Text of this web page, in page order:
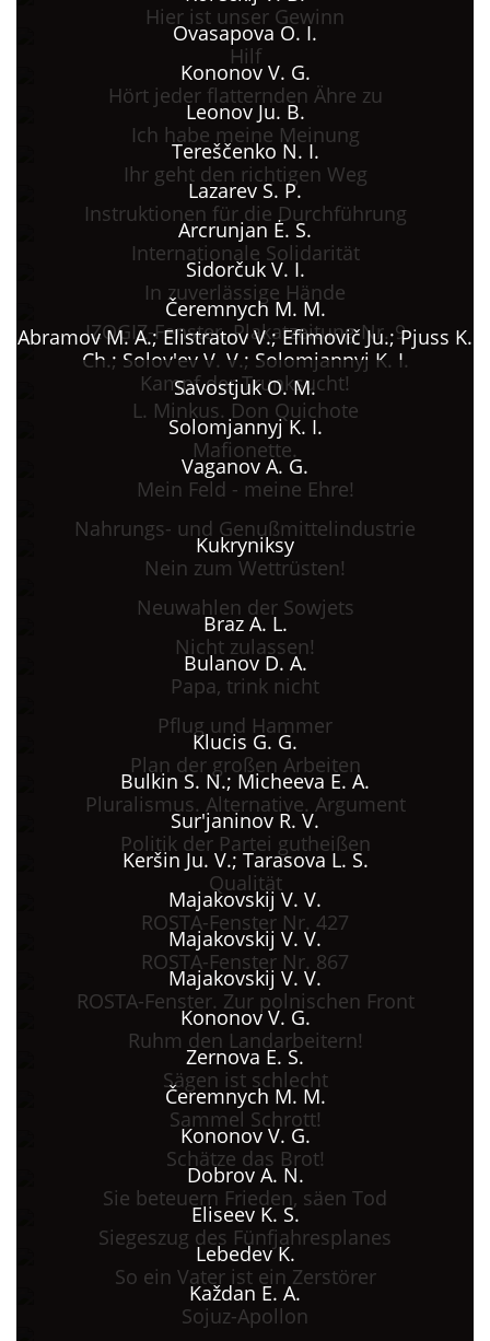
Hier ist unser Gewinn
Ovasapova O. I.
Hilf
Kononov V. G.
Hört jeder flatternden Ähre zu
Leonov Ju. B.
Ich habe meine Meinung
Tereščenko N. I.
Ihr geht den richtigen Weg
Lazarev S. P.
Instruktionen für die Durchführung
Arcrunjan Ė. S.
Internationale Solidarität
Sidorčuk V. I.
In zuverlässige Hände
Čeremnych M. M.
IZOGIZ-Fenster. Plakatzeitung Nr. 9
Abramov M. A.; Elistratov V.; Efimovič Ju.; Pjuss K.
Ch.; Solov'ev V. V.; Solomjannyj K. I.
Kampf der Trunksucht!
Savostjuk O. M.
L. Minkus. Don Quichote
Solomjannyj K. I.
Mafionette.
Vaganov A. G.
Mein Feld - meine Ehre!
Nahrungs- und Genußmittelindustrie
Kukryniksy
Nein zum Wettrüsten!
Neuwahlen der Sowjets
Braz A. L.
Nicht zulassen!
Bulanov D. A.
Papa, trink nicht
Pflug und Hammer
Klucis G. G.
Plan der großen Arbeiten
Bulkin S. N.; Micheeva E. A.
Pluralismus. Alternative. Argument
Sur'janinov R. V.
Politik der Partei gutheißen
Keršin Ju. V.; Tarasova L. S.
Qualität
Majakovskij V. V.
ROSTA-Fenster Nr. 427
Majakovskij V. V.
ROSTA-Fenster Nr. 867
Majakovskij V. V.
ROSTA-Fenster. Zur polnischen Front
Kononov V. G.
Ruhm den Landarbeitern!
Zernova E. S.
Sägen ist schlecht
Čeremnych M. M.
Sammel Schrott!
Kononov V. G.
Schätze das Brot!
Dobrov A. N.
Sie beteuern Frieden, säen Tod
Eliseev K. S.
Siegeszug des Fünfjahresplanes
Lebedev K.
So ein Vater ist ein Zerstörer
Každan E. A.
Sojuz-Apollon